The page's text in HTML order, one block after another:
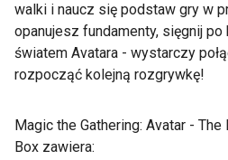
walki i naucz się podstaw gry w
opanujesz fundamenty, sięgnij
światem Avatara - wystarczy
rozpocząć kolejną rozgrywkę!
Magic the Gathering: Avatar -
Box zawiera: